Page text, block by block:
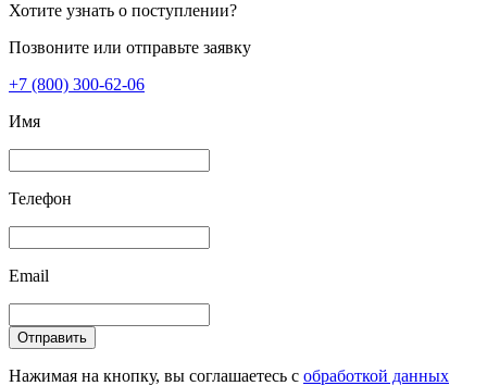
Хотите узнать о поступлении?
Позвоните или отправьте заявку
+7 (800) 300-62-06
Имя
Телефон
Email
Отправить
Нажимая на кнопку, вы соглашаетесь с обработкой данных